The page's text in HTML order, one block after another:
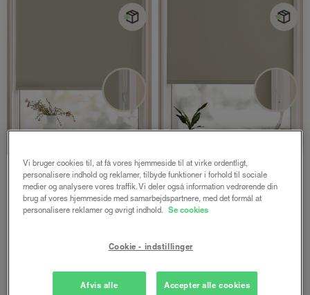
RECYCLED BASIC
Express rullegardin
recycled m/kædetræk
mørklægning
Kun online - afsendes
inden for
1-5 hverdage
RECYCLED
Express rullegardin
recycled m/kædetræk
inden for
1-5 hverdage
Vi bruger cookies til, at få vores hjemmeside til at virke ordentligt,
personalisere indhold og reklamer, tilbyde funktioner i forhold til sociale
medier og analysere vores traffik. Vi deler også information vedrørende din
brug af vores hjemmeside med samarbejdspartnere, med det formål at
personalisere reklamer og øvrigt indhold. Se cookies
Cookie - indstillinger
Afvis alle Accepter alle cookies